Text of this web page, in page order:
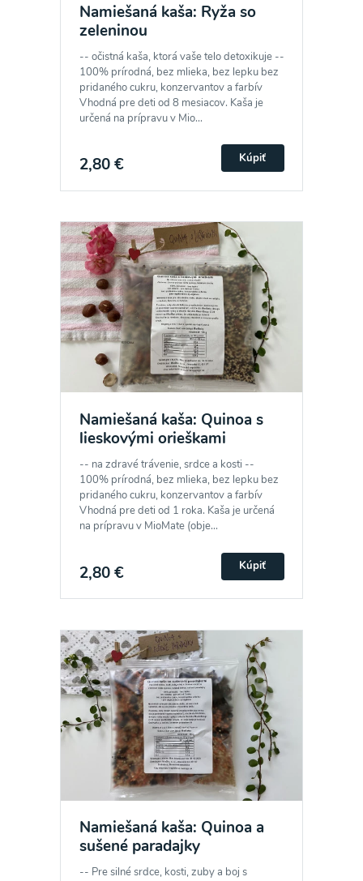
Namiešaná kaša: Ryža so
zeleninou
-- očistná kaša, ktorá vaše telo detoxikuje --
100% prírodná, bez mlieka, bez lepku bez
pridaného cukru, konzervantov a farbív
Vhodná pre deti od 8 mesiacov. Kaša je
určená na prípravu v Mio...
2,80 € Kúpiť
Namiešaná kaša: Quinoa s
lieskovými orieškami
-- na zdravé trávenie, srdce a kosti --
100% prírodná, bez mlieka, bez lepku bez
pridaného cukru, konzervantov a farbív
Vhodná pre deti od 1 roka. Kaša je určená
na prípravu v MioMate (obje...
2,80 € Kúpiť
Namiešaná kaša: Quinoa a
sušené paradajky
-- Pre silné srdce, kosti, zuby a boj s